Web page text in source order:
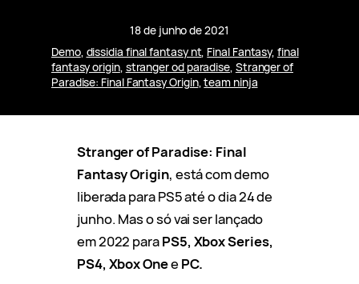
18 de junho de 2021
Demo, dissidia final fantasy nt, Final Fantasy, final
fantasy origin, stranger od paradise, Stranger of
Paradise: Final Fantasy Origin, team ninja
Stranger of Paradise: Final
Fantasy Origin, está com demo
liberada para PS5 até o dia 24 de
junho. Mas o só vai ser lançado
em 2022 paraPS5, Xbox Series,
PS4, Xbox OneePC.